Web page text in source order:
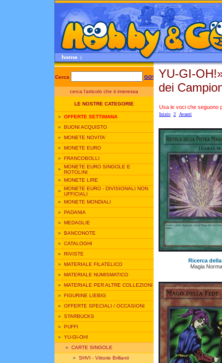
Cerca GO!
cerca l'articolo che ti interessa
LE NOSTRE CATEGORIE
» OFFERTE SETTIMANA
» BUONI ACQUISTO
» MONETE NOVITA'
» MONETE EURO
» FRANCOBOLLI
» MONETE EURO SINGOLE E
ROTOLINI
» MONETE LIRE
» MONETE EURO - DIVISIONALI NON
UFFICIALI
» MONETE MONDIALI
» PADANIA
» MEDAGLIE
» BANCONOTE
» CATALOGHI
» RIVISTE
» MATERIALE FILATELICO
» MATERIALE NUMISMATICO
» MATERIALE PER ALTRE COLLEZIONI
» FIGURINE LIEBIG
» OFFERTE SPECIALI / OCCASIONI
» STARBUCKS
» PUFFI
» YU-GI-OH!
» CARTE SINGOLE
» SHVI - Vittorie Brillanti
YU-GI-
dei
Usa le voci che seguono
Inizio 2 Avanti
Ricerca
Magia